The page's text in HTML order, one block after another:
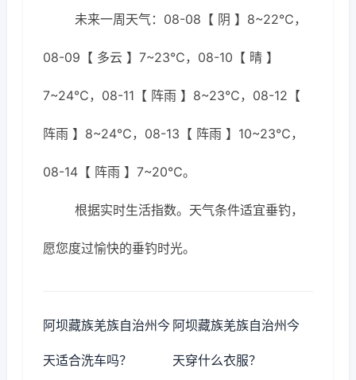
未来一周天气：08-08【 阴 】8~22℃，
08-09【 多云 】7~23℃，08-10【 晴 】
7~24℃，08-11【 阵雨 】8~23℃，08-12【
阵雨 】8~24℃，08-13【 阵雨 】10~23℃，
08-14【 阵雨 】7~20℃。
根据实时生活指数。天气条件适宜垂钓，
愿您度过愉快的垂钓时光。
阿坝藏族羌族自治州今
天适合洗车吗？
阿坝藏族羌族自治州今
天穿什么衣服？